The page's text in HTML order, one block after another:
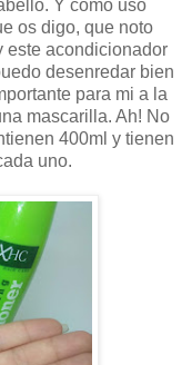
Y como uso
os digo, que noto
este acondicionador
desenredar bien
para mi a la
mascarilla. Ah! No
400ml y tienen
uno.